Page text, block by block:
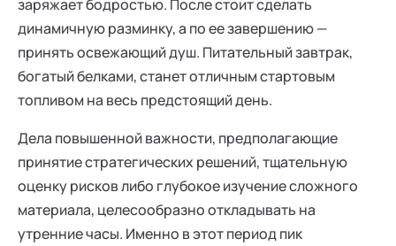
заряжает бодростью. После стоит сделать
динамичную разминку, а по ее завершению —
принять освежающий душ. Питательный завтрак,
богатый белками, станет отличным стартовым
топливом на весь предстоящий день.
Дела повышенной важности, предполагающие
принятие стратегических решений, тщательную
оценку рисков либо глубокое изучение сложного
материала, целесообразно откладывать на
утренние часы. Именно в этот период пик